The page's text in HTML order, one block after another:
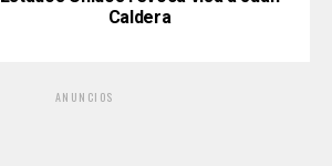
Caldera
ANUNCIOS